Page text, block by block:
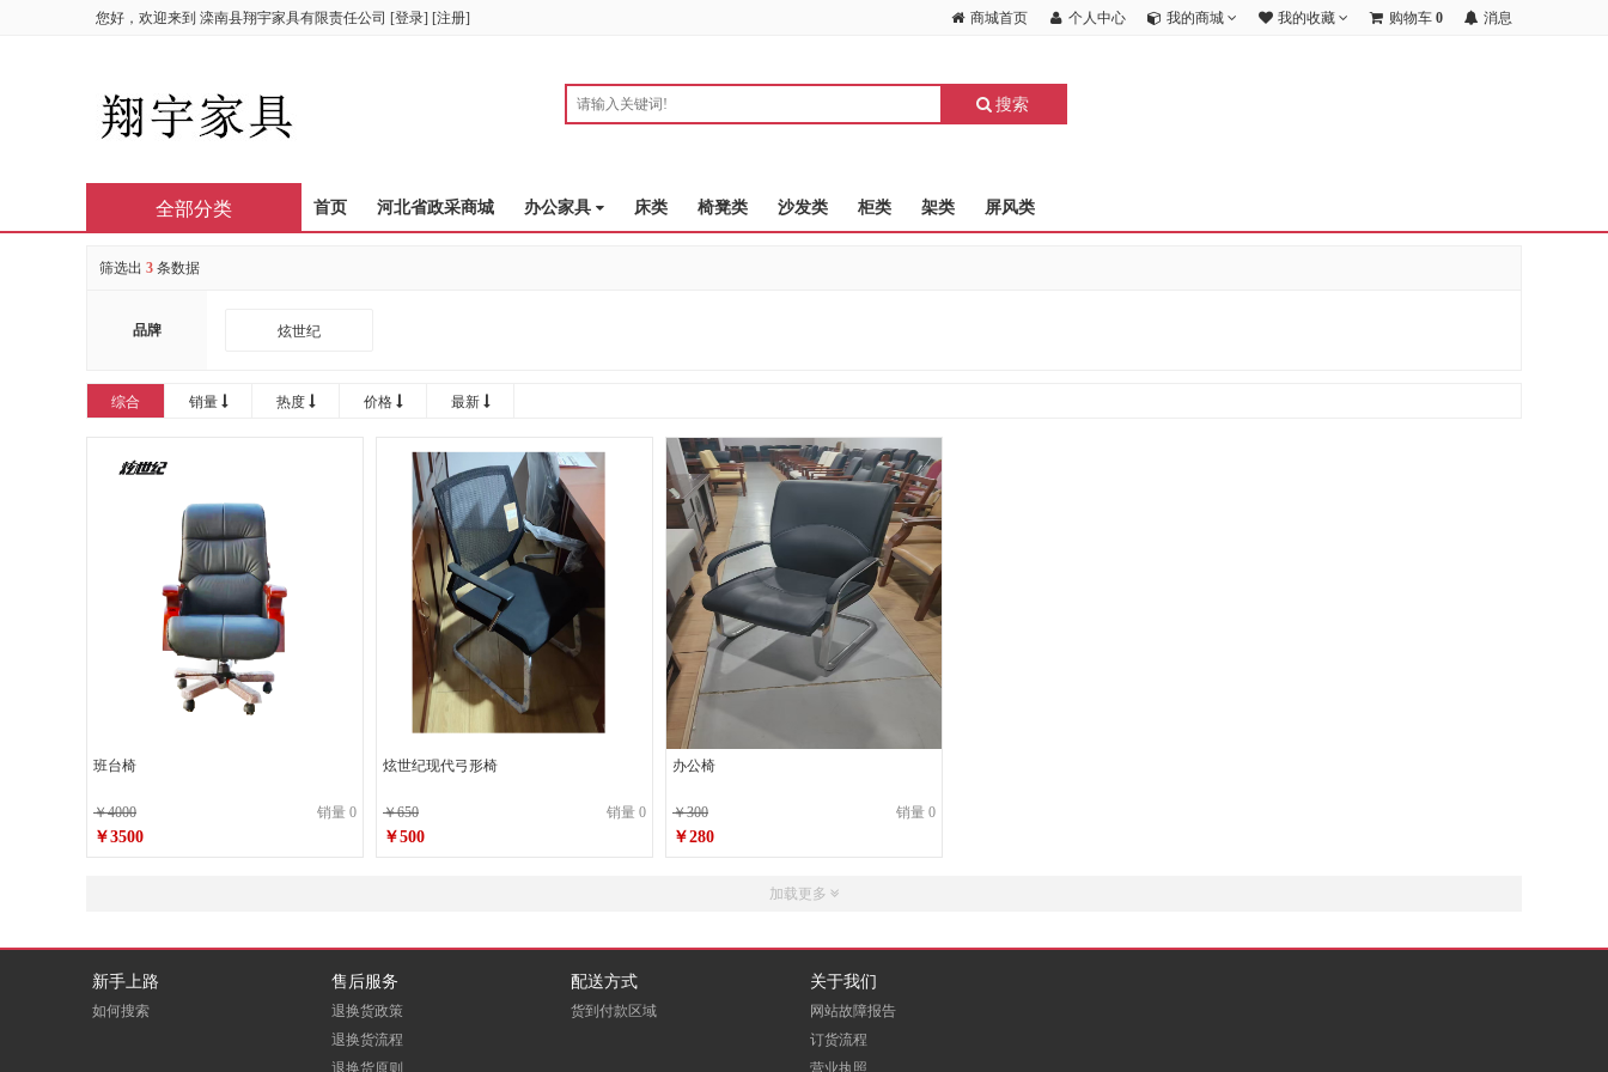
您好，欢迎来到 滦南县翔宇家具有限责任公司 [登录] [注册] 商城首页 个人中心 我的商城 我的收藏 购物车 0 消息
搜索
首页 河北省政采商城 办公家具 床类 椅凳类 沙发类 柜类 架类 屏风类
全部分类
筛选出 3 条数据
品牌 炫世纪
综合 销量 热度 价格 最新
班台椅
￥4000 销量 0
￥3500
炫世纪现代弓形椅
￥650 销量 0
￥500
办公椅
￥300 销量 0
￥280
加载更多
新手上路
如何搜索
售后服务
退换货政策
退换货流程
配送方式
货到付款区域
关于我们
网站故障报告
订货流程